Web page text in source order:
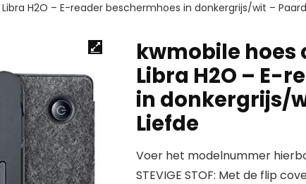
H2O – E-reader beschermhoes in donkergrijs/wit –
kwmobile hoes
Libra H2O – E-
in donkergrijs/
Liefde
Voer het modelnummer
STEVIGE STOF: Met de flip